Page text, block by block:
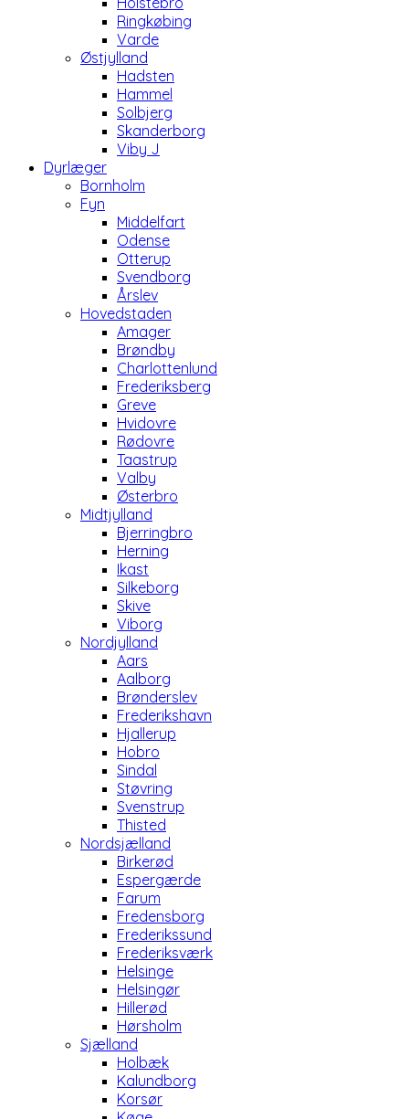
Ringkøbing
Varde
Østjylland
Hadsten
Hammel
Solbjerg
Skanderborg
Viby J
Dyrlæger
Bornholm
Fyn
Middelfart
Odense
Otterup
Svendborg
Årslev
Hovedstaden
Amager
Brøndby
Charlottenlund
Frederiksberg
Greve
Hvidovre
Rødovre
Taastrup
Valby
Østerbro
Midtjylland
Bjerringbro
Herning
Ikast
Silkeborg
Skive
Viborg
Nordjylland
Aars
Aalborg
Brønderslev
Frederikshavn
Hjallerup
Hobro
Sindal
Støvring
Svenstrup
Thisted
Nordsjælland
Birkerød
Espergærde
Farum
Fredensborg
Frederikssund
Frederiksværk
Helsinge
Helsingør
Hillerød
Hørsholm
Sjælland
Holbæk
Kalundborg
Korsør